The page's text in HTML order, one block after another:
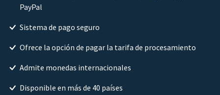
PayPal
Sistema de pago seguro
Ofrece la opción de pagar la tarifa de procesamiento
Admite monedas internacionales
Disponible en más de 40 países